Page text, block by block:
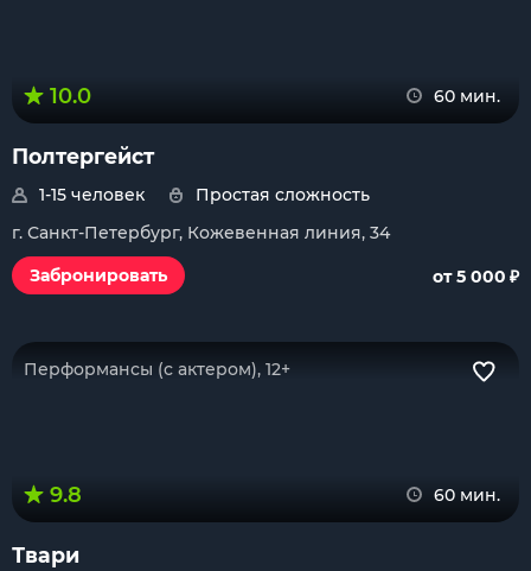
10.0 60 мин.
Полтергейст
1-15 человек
Простая сложность
г. Санкт-Петербург, Кожевенная линия, 34
Забронировать
от 5 000 ₽
Перформансы (с актером), 12+
9.8 60 мин.
Твари